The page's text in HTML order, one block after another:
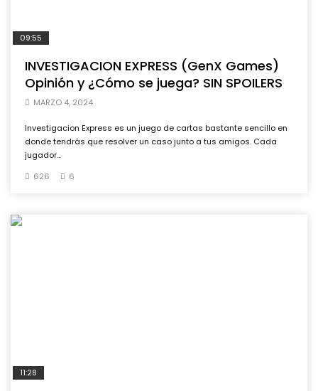
09:55
INVESTIGACION EXPRESS (GenX Games)
Opinión y ¿Cómo se juega? SIN SPOILERS
MARZO 4, 2024
Investigacion Express es un juego de cartas bastante sencillo en
donde tendrás que resolver un caso junto a tus amigos. Cada
jugador...
626
6
11:28